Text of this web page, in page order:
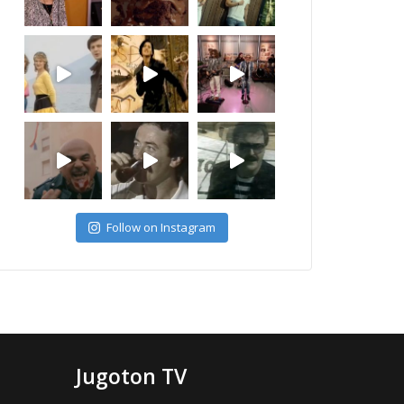
Follow on Instagram
Jugoton TV